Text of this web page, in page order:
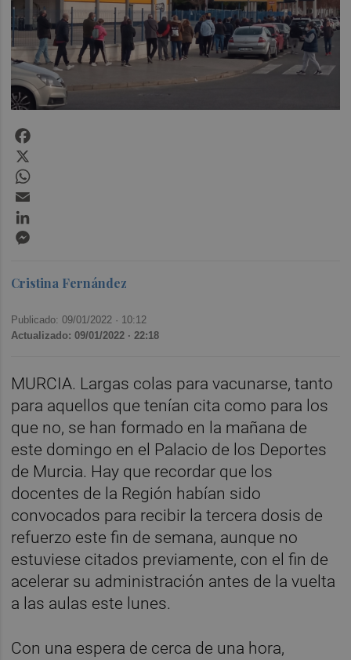
Cristina Fernández
Publicado: 09/01/2022 · 10:12
Actualizado: 09/01/2022 · 22:18
MURCIA. Largas colas para vacunarse, tanto
para aquellos que tenían cita como para los
que no, se han formado en la mañana de
este domingo en el Palacio de los Deportes
de Murcia. Hay que recordar que los
docentes de la Región habían sido
convocados para recibir la tercera dosis de
refuerzo este fin de semana, aunque no
estuviese citados previamente, con el fin de
acelerar su administración antes de la vuelta
a las aulas este lunes.
Con una espera de cerca de una hora,